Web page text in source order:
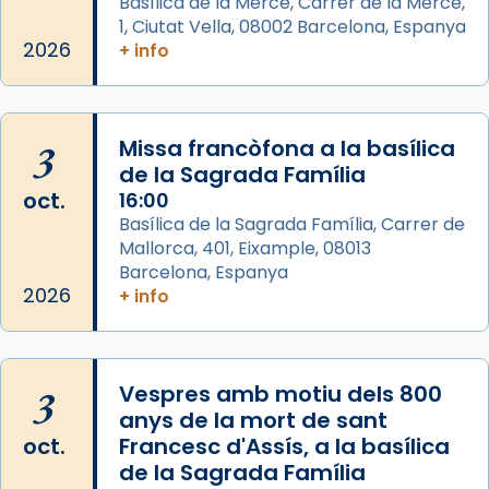
«Si vols saber què és calor, ves per les
Share
Arquebisbat de Barcelona
2 weeks ago
Jaume, fill de Zebedeu, és juntament amb el
seu germà Joan i Pere un dels que
acompanyava més de prop Jesús.
Herodes Agripa (vers l'any 44).
Patró de Galícia, després de les invasions
musulmanes fou venerat com a patró dels
2026
1, Ciutat Vella, 08002 Barcelona, Espanya
+ info
3
oct.
2026
Missa francòfona a la basílica
de la Sagrada Família
16:00
Basílica de la Sagrada Família, Carrer de
Mallorca, 401, Eixample, 08013
Barcelona, Espanya
+ info
3
oct.
Vespres amb motiu dels 800
anys de la mort de sant
Francesc d'Assís, a la basílica
de la Sagrada Família